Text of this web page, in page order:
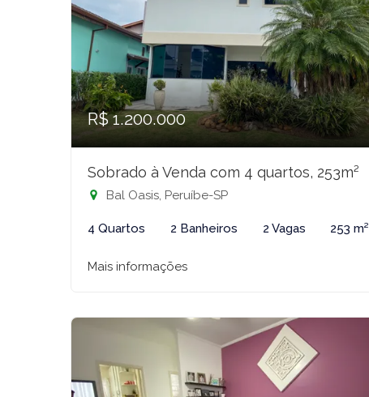
R$ 1.200.000
Sobrado à Venda com 4 quartos, 253m²
Bal Oasis, Peruíbe-SP
4 Quartos 2 Banheiros 2 Vagas 253 m²
Mais informações